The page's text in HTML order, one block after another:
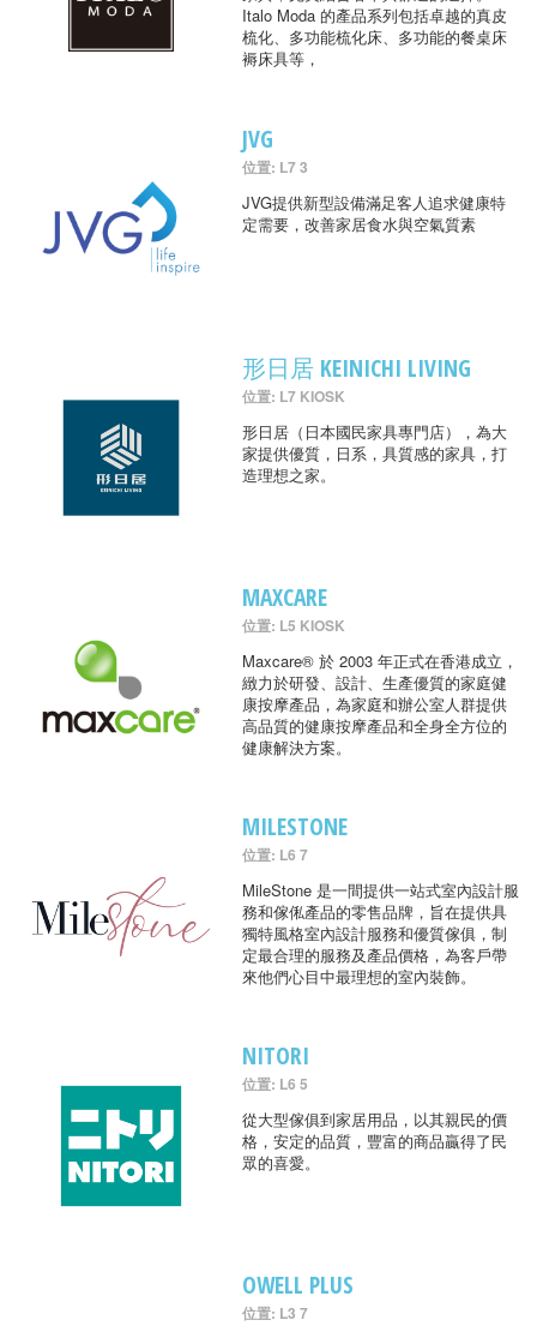
Italo Moda 的產品系列包括卓越的真皮
梳化、多功能梳化床、多功能的餐桌床
褥床具等，
JVG
位置: L7 3
JVG提供新型設備滿足客人追求健康特
定需要，改善家居食水與空氣質素
形日居 KEINICHI LIVING
位置: L7 KIOSK
形日居（日本國民家具專門店），為大
家提供優質，日系，具質感的家具，打
造理想之家。
MAXCARE
位置: L5 KIOSK
Maxcare® 於 2003 年正式在香港成立，
緻力於研發、設計、生產優質的家庭健
康按摩產品，為家庭和辦公室人群提供
高品質的健康按摩產品和全身全方位的
健康解決方案。
MILESTONE
位置: L6 7
MileStone 是一間提供一站式室內設計服
務和傢俬產品的零售品牌，旨在提供具
獨特風格室內設計服務和優質傢俱，制
定最合理的服務及產品價格，為客戶帶
來他們心目中最理想的室內裝飾。
NITORI
位置: L6 5
從大型傢俱到家居用品，以其親民的價
格，安定的品質，豐富的商品贏得了民
眾的喜愛。
OWELL PLUS
位置: L3 7